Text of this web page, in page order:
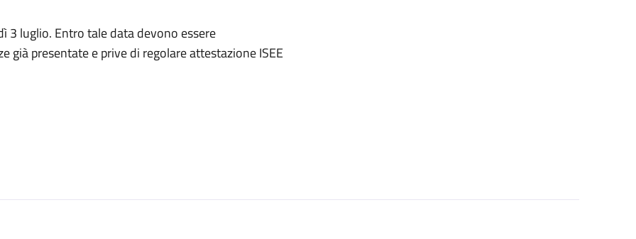
3 luglio. Entro tale data devono essere
già presentate e prive di regolare attestazione ISEE